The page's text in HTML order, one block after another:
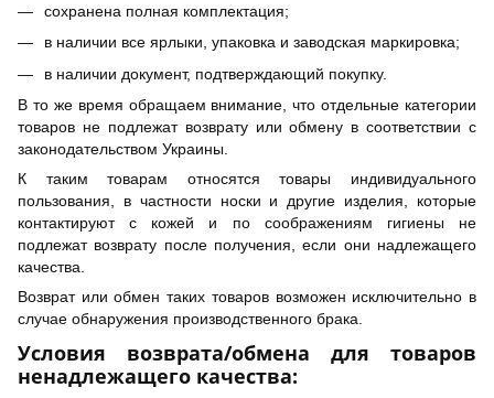
сохранена полная комплектация;
в наличии все ярлыки, упаковка и заводская маркировка;
в наличии документ, подтверждающий покупку.
В то же время обращаем внимание, что отдельные категории
товаров не подлежат возврату или обмену в соответствии с
законодательством Украины.
К таким товарам относятся товары индивидуального
пользования, в частности носки и другие изделия, которые
контактируют с кожей и по соображениям гигиены не
подлежат возврату после получения, если они надлежащего
качества.
Возврат или обмен таких товаров возможен исключительно в
случае обнаружения производственного брака.
Условия возврата/обмена для товаров
ненадлежащего качества: